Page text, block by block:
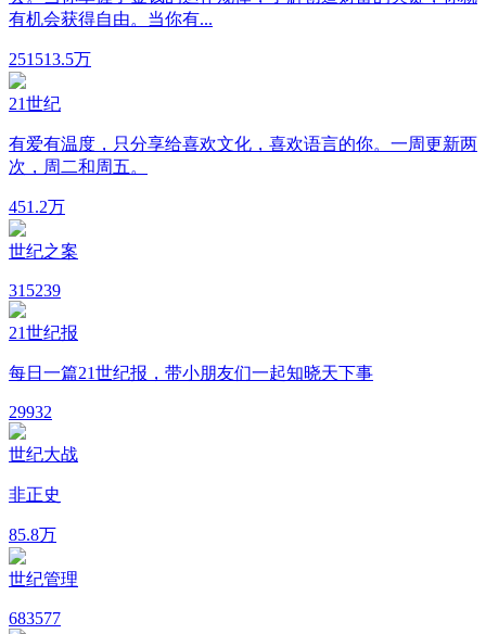
有机会获得自由。当你有...
251513.5万
21世纪
有爱有温度，只分享给喜欢文化，喜欢语言的你。一周更新两
次，周二和周五。
451.2万
世纪之案
31 5239
21世纪报
每日一篇21世纪报，带小朋友们一起知晓天下事
29932
世纪大战
非正史
85.8万
世纪管理
683577